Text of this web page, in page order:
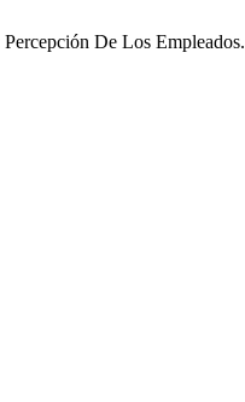
De Los Empleados.